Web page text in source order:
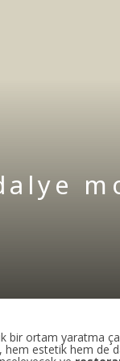
bir ortam yaratma
estetik hem de